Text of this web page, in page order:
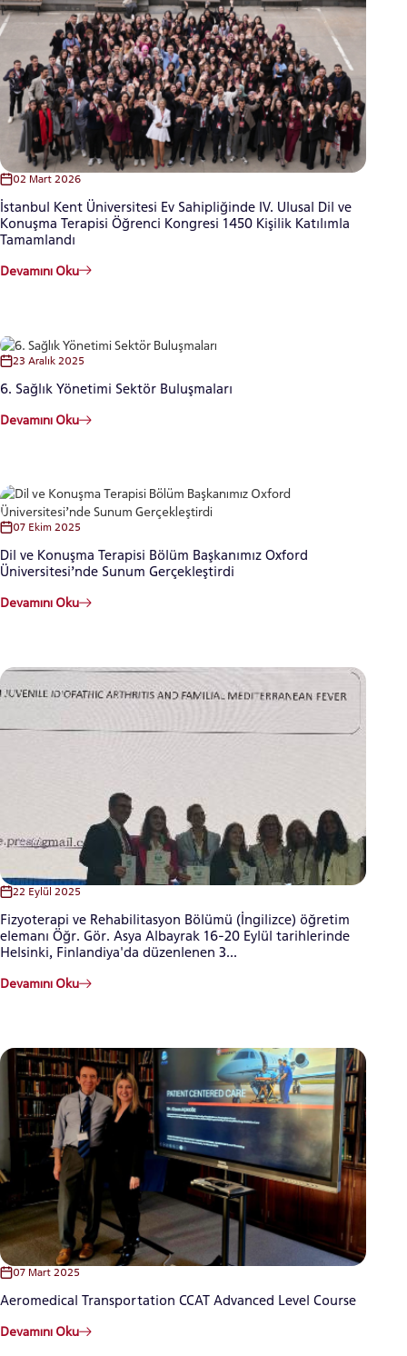
02 Mart 2026
İstanbul Kent Üniversitesi Ev Sahipliğinde IV. Ulusal Dil ve
Konuşma Terapisi Öğrenci Kongresi 1450 Kişilik Katılımla
Tamamlandı
Devamını Oku
23 Aralık 2025
6. Sağlık Yönetimi Sektör Buluşmaları
Devamını Oku
07 Ekim 2025
Dil ve Konuşma Terapisi Bölüm Başkanımız Oxford
Üniversitesi’nde Sunum Gerçekleştirdi
Devamını Oku
22 Eylül 2025
Fizyoterapi ve Rehabilitasyon Bölümü (İngilizce) öğretim
elemanı Öğr. Gör. Asya Albayrak 16-20 Eylül tarihlerinde
Helsinki, Finlandiya'da düzenlenen 3...
Devamını Oku
07 Mart 2025
Aeromedical Transportation CCAT Advanced Level Course
Devamını Oku